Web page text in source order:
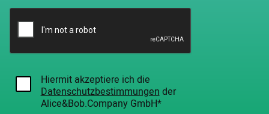
Hiermit akzeptiere ich die
Datenschutzbestimmungender
Alice&Bob.Company GmbH*